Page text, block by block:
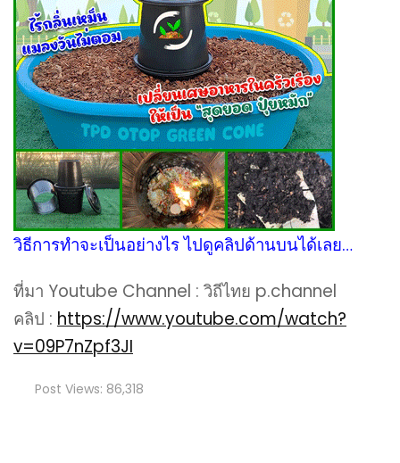
วิธีการทำจะเป็นอย่างไร ไปดูคลิปด้านบนได้เลย…
ที่มา Youtube Channel : วิถีไทย p.channel
คลิป : https://www.youtube.com/watch?
v=09P7nZpf3JI
Post Views: 86,318